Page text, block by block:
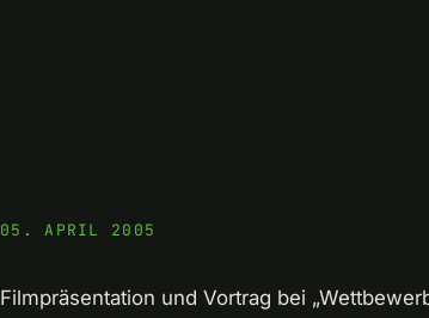
05. APRIL 2005
Filmpräsentation und Vortrag bei